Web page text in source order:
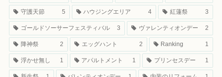
守護天節 5 ハウジングエリア 4 紅蓮祭 3
ゴールドソーサーフェスティバル 3 ヴァレンティオンデー 2
降神祭 2 エッグハント 2 Ranking 1
浮かせ無し 1 アパルトメント 1 プリンセスデー 1